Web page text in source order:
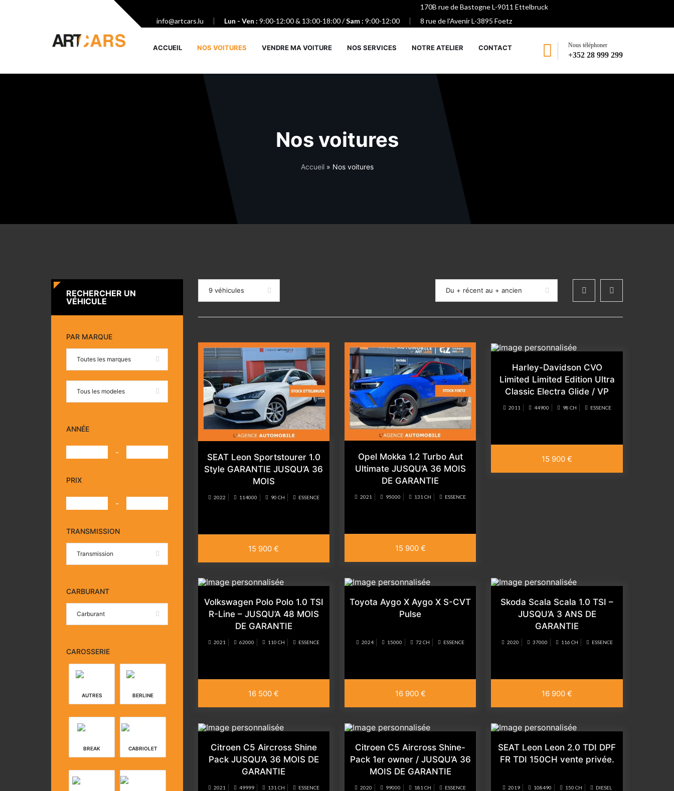
info@artcars.lu Lun - Ven : 9:00-12:00 & 13:00-18:00 /Sam : 9:00-12:00
170B rue de Bastogne L-9011 Ettelbruck
8 rue de l'Avenir L-3895 Foetz
Nous téléphoner
+352 28 999 299
ACCUEIL NOS VOITURES VENDRE MA VOITURE NOS SERVICES NOTRE ATELIER CONTACT
Nos voitures
Accueil» Nos voitures
RECHERCHER UN
VÉHICULE
PAR MARQUE
Toutes les marques
Tous les modeles
ANNÉE
-
PRIX
-
TRANSMISSION
Transmission
CARBURANT
Carburant
CAROSSERIE
AUTRES BERLINE
BREAK CABRIOLET
9 véhicules Du + récent au + ancien
SEAT Leon Sportstourer 1.0
Style GARANTIE JUSQU’A 36
MOIS
2022 114000 90 CH ESSENCE
15 900 €
Opel Mokka 1.2 Turbo Aut
Ultimate JUSQU’A 36 MOIS
DE GARANTIE
2021 95000 131 CH ESSENCE
15 900 €
Harley-Davidson CVO
Limited Limited Edition Ultra
Classic Electra Glide / VP
2011 44900 98 CH ESSENCE
15 900 €
Volkswagen Polo Polo 1.0 TSI
R-Line – JUSQU’A 48 MOIS
DE GARANTIE
2021 62000 110 CH ESSENCE
16 500 €
Toyota Aygo X Aygo X S-CVT
Pulse
2024 15000 72 CH ESSENCE
16 900 €
Skoda Scala Scala 1.0 TSI –
JUSQU’A 3 ANS DE
GARANTIE
2020 37000 116 CH ESSENCE
16 900 €
Citroen C5 Aircross Shine
Pack JUSQU’A 36 MOIS DE
GARANTIE
2021 49999 131 CH ESSENCE
Citroen C5 Aircross Shine-
Pack 1er owner / JUSQU’A 36
MOIS DE GARANTIE
2020 99000 181 CH ESSENCE
SEAT Leon Leon 2.0 TDI DPF
FR TDI 150CH vente privée.
2019 108490 150 CH DIESEL